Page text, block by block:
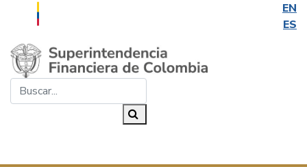
EN
ES
Saltar al contenido principal